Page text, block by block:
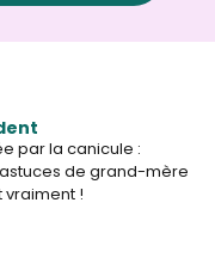
par la canicule :
de grand-mère
!